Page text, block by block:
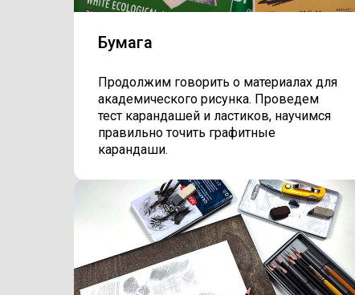
Бумага
Продолжим говорить о материалах для
академического рисунка. Проведем
тест карандашей и ластиков, научимся
правильно точить графитные
карандаши.